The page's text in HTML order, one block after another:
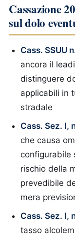
Cassazione
sul dolo
Cass. SSUU
ancora il
distinguere
applicabili in
stradale
Cass. Sez. I,
che causa
configurabile
rischio della
prevedibile
mera
Cass. Sez. I,
tasso